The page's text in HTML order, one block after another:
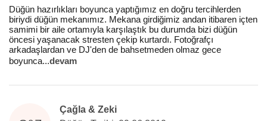
Düğün hazırlıkları boyunca yaptığımız en doğru tercihlerden
biriydi düğün mekanımız. Mekana girdiğimiz andan itibaren içten
samimi bir aile ortamıyla karşılaştık bu durumda bizi düğün
öncesi yaşanacak stresten çekip kurtardı. Fotoğrafçı
arkadaşlardan ve DJ'den de bahsetmeden olmaz gece
boyunca...devam
Çağla & Zeki